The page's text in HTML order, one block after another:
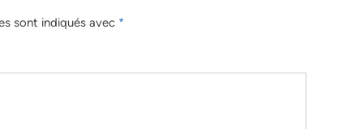
sont indiqués avec *